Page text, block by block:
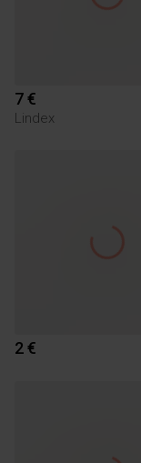
7 €
Lindex
2 €